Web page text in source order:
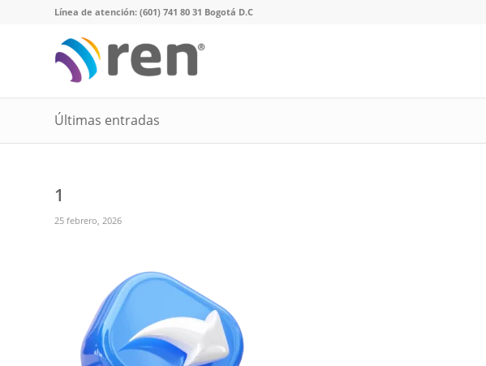
Línea de atención: (601) 741 80 31 Bogotá D.C
Últimas entradas
1
25 febrero, 2026